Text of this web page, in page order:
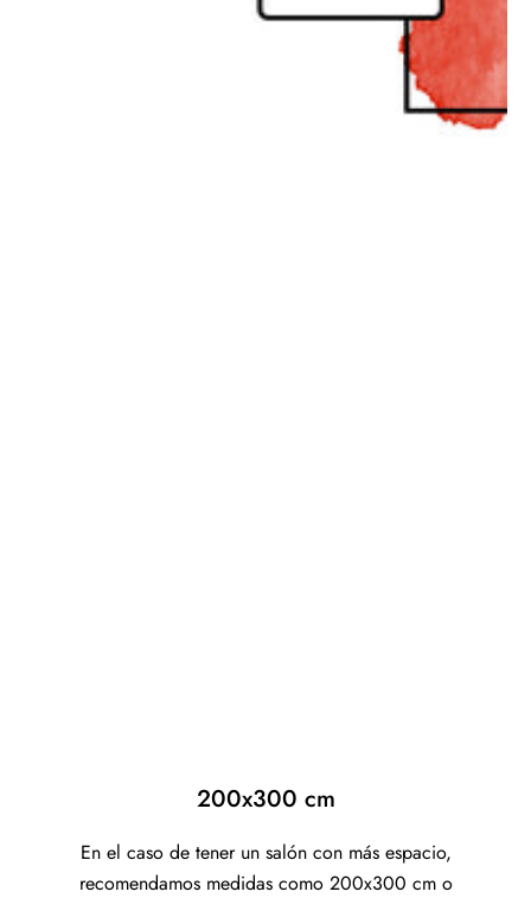
200x300 cm
En el caso de tener un salón con más espacio,
recomendamos medidas como 200x300 cm o